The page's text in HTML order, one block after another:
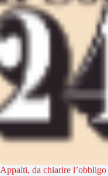
Appalti, da chiarire l’obbligo